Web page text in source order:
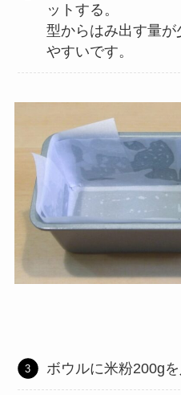
ットする。
型からはみ出す量が
やすいです。
ボウルに米粉200g